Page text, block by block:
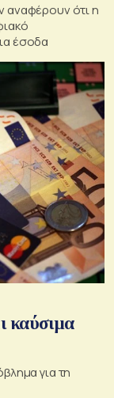
αναφέρουν ότι η
έσοδα
καύσιμα
για τη